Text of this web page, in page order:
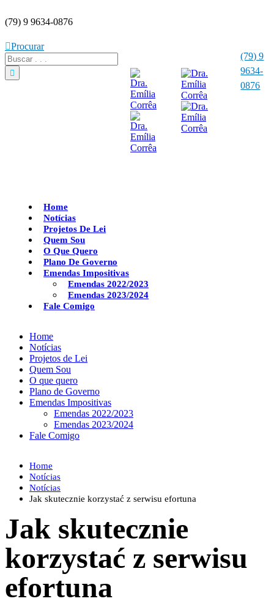
(79) 9 9634-0876
Procurar
(79) 9
9634-
0876
Home
Notícias
Projetos De Lei
Quem Sou
O Que Quero
Plano De Governo
Emendas Impositivas
Emendas 2022/2023
Emendas 2023/2024
Fale Comigo
Home
Notícias
Projetos de Lei
Quem Sou
O que quero
Plano de Governo
Emendas Impositivas
Emendas 2022/2023
Emendas 2023/2024
Fale Comigo
Home
Notícias
Notícias
Jak skutecznie korzystać z serwisu efortuna
Jak skutecznie
korzystać z serwisu
efortuna